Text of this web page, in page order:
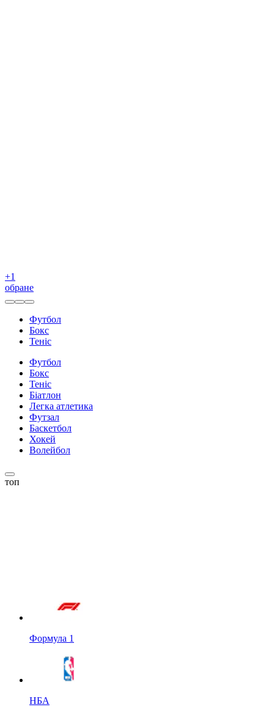
+1
обране
Футбол
Бокс
Теніс
Футбол
Бокс
Теніс
Біатлон
Легка атлетика
Футзал
Баскетбол
Хокей
Волейбол
топ
Формула 1
НБА